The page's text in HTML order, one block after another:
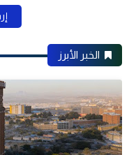
الخبر الأبرز